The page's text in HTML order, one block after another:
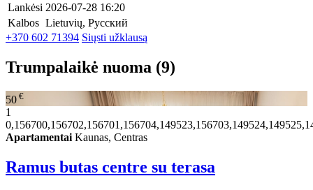
Lankėsi 2026-07-28 16:20
Kalbos Lietuvių, Русский
+370 602 71394 Siųsti užklausą
Trumpalaikė nuoma (9)
50 €
1
ApartamentaiKaunas, Centras
Ramus butas centre su terasa